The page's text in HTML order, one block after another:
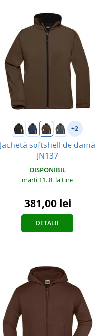
+2
Jachetă softshell de damă
JN137
DISPONIBIL
marți 11. 8. la tine
381,00 lei
DETALII